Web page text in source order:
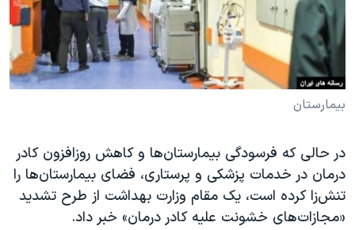
فرهنگ و زندگی
حقوق شهروندی
اقتصادی
علم و فناوری
گالری عکس
آرشیو پخش زنده
مستندها
انتخابات ریاست جمهوری آمریکا ۲۰۲۴
حمله جمهوری اسلامی به اسرائیل
رمز مهسا
اعتراضات زن، زندگی، آزادی
مجموعه مستندهای دادخواهی
تریبونال مردمی آبان ۹۸
دنبال کنید
بیمارستان
در حالی که فرسودگی بیمارستان‌ها و کاهش روزافزون کادر
درمان در خدمات پزشکی و پرستاری، فضای بیمارستان‌ها را
تنش‌زا کرده است، یک مقام وزارت بهداشت از طرح تشدید
«مجازات‌های خشونت علیه کادر درمان» خبر داد.